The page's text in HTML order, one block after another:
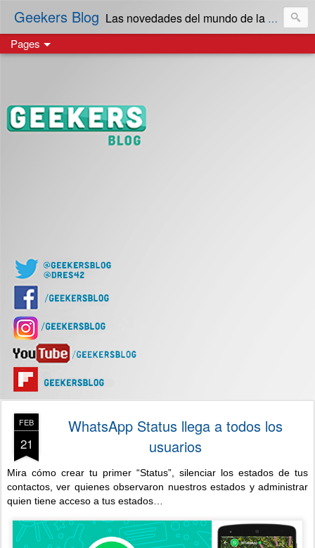
Geekers Blog Las novedades del mundo de la Tecnología y cultura Geek! en Español | Creado en El Salvador
Pages
FEB
21
WhatsApp Status llega a todos los
usuarios
Mira cómo crear tu primer “Status”, silenciar los estados de tus
contactos, ver quienes observaron nuestros estados y administrar
quien tiene acceso a tus estados…